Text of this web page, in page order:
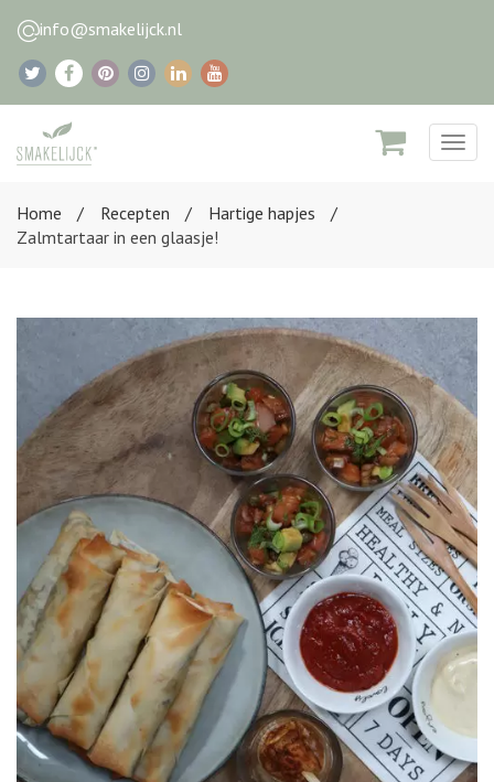
info@smakelijck.nl
Home
Recepten
Hartige hapjes
Zalmtartaar in een glaasje!